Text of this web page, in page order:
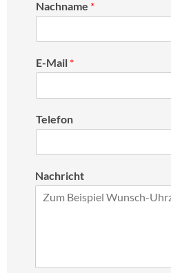
Nachname *
E-Mail *
Telefon
Nachricht